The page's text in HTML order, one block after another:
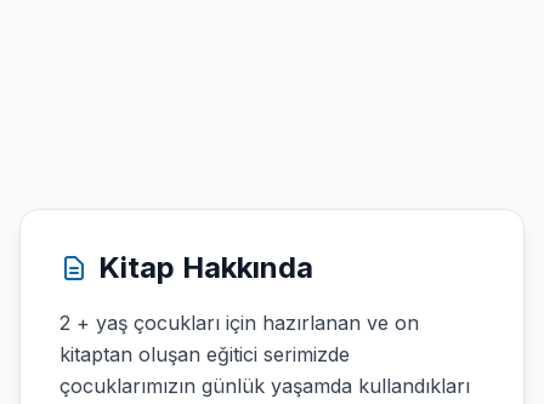
Kitap Hakkında
2 + yaş çocukları için hazırlanan ve on
kitaptan oluşan eğitici serimizde
çocuklarımızın günlük yaşamda kullandıkları